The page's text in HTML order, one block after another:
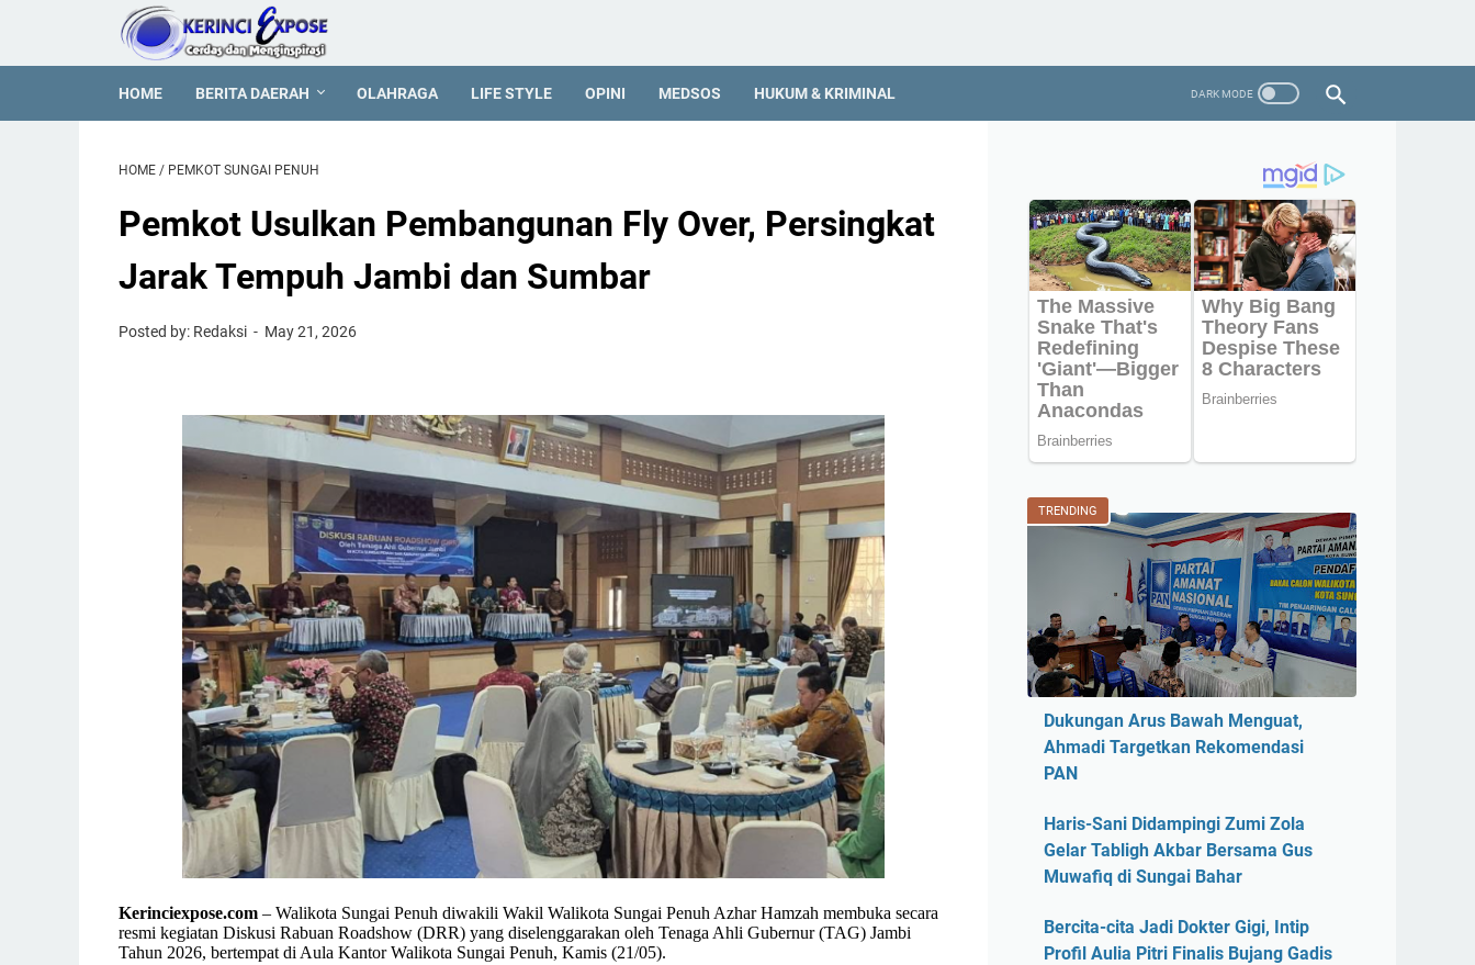
HOME BERITA DAERAH OLAHRAGA LIFE STYLE OPINI MEDSOS HUKUM & KRIMINAL
HOME / PEMKOT SUNGAI PENUH
Pemkot Usulkan Pembangunan Fly Over, Persingkat
Jarak Tempuh Jambi dan Sumbar
Posted by: Redaksi May 21, 2026
Kerinciexpose.com – Walikota Sungai Penuh diwakili Wakil Walikota Sungai Penuh Azhar Hamzah membuka secara
resmi kegiatan Diskusi Rabuan Roadshow (DRR) yang diselenggarakan oleh Tenaga Ahli Gubernur (TAG) Jambi
Tahun 2026, bertempat di Aula Kantor Walikota Sungai Penuh, Kamis (21/05).
TRENDING
Dukungan Arus Bawah Menguat,
Ahmadi Targetkan Rekomendasi
PAN
Haris-Sani Didampingi Zumi Zola
Gelar Tabligh Akbar Bersama Gus
Muwafiq di Sungai Bahar
Bercita-cita Jadi Dokter Gigi, Intip
Profil Aulia Pitri Finalis Bujang Gadis